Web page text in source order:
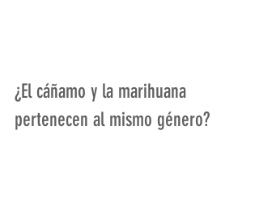
¿El cáñamo y la marihuana
pertenecen al mismo género?